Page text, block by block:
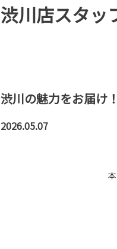
渋川店スタッ
渋川の魅力をお届け
2026.05.07